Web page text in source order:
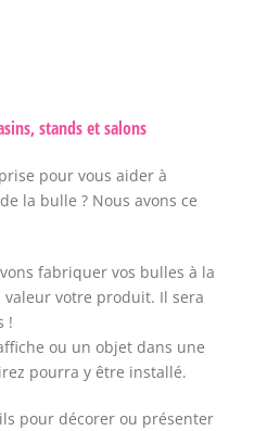
stands et salons
pour vous aider à
la bulle ? Nous avons ce
fabriquer vos bulles à la
votre produit. Il sera
!
ou un objet dans une
pourra y être installé.
pour décorer ou présenter